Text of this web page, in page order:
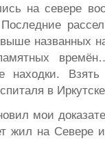
на севере
названных
находки.
в
мои
жил на Севере